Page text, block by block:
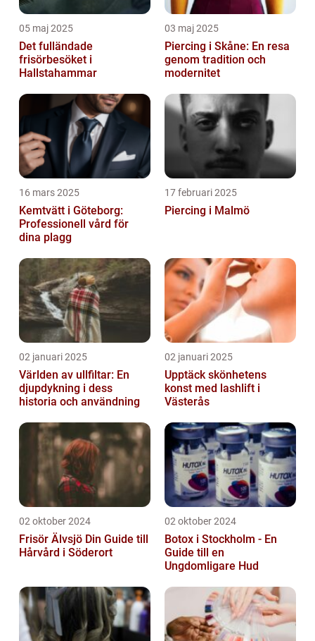
05 maj 2025
Det fulländade
frisörbesöket i
Hallstahammar
03 maj 2025
Piercing i Skåne: En resa
genom tradition och
modernitet
16 mars 2025
Kemtvätt i Göteborg:
Professionell vård för
dina plagg
17 februari 2025
Piercing i Malmö
02 januari 2025
Världen av ullfiltar: En
djupdykning i dess
historia och användning
02 januari 2025
Upptäck skönhetens
konst med lashlift i
Västerås
02 oktober 2024
Frisör Älvsjö Din Guide till
Hårvård i Söderort
02 oktober 2024
Botox i Stockholm - En
Guide till en
Ungdomligare Hud